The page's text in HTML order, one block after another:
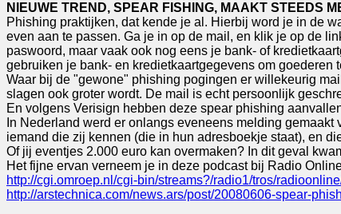
NIEUWE TREND, SPEAR FISHING, MAAKT STEEDS
Phishing praktijken, dat kende je al. Hierbij word je in de
even aan te passen. Ga je in op de mail, en klik je op de
paswoord, maar vaak ook nog eens je bank- of
gebruiken je bank- en kredietkaartgegevens om goederen
Waar bij de "gewone" phishing pogingen er willekeurig
slagen ook groter wordt. De mail is echt persoonlijk
En volgens Verisign hebben deze spear phishing
In Nederland werd er onlangs eveneens melding
iemand die zij kennen (die in hun adresboekje staat), en
Of jij eventjes 2.000 euro kan overmaken? In dit geval
Het fijne ervan verneem je in deze podcast bij Radio
http://cgi.omroep.nl/cgi-bin/streams?/radio1/tros/
http://arstechnica.com/news.ars/post/20080606-spear-